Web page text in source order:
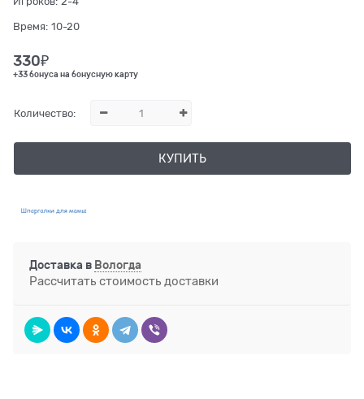
Время: 10-20
330₽
+33 бонуса на бонусную карту
Количество:
КУПИТЬ
Доставка в Вологда
Рассчитать стоимость доставки